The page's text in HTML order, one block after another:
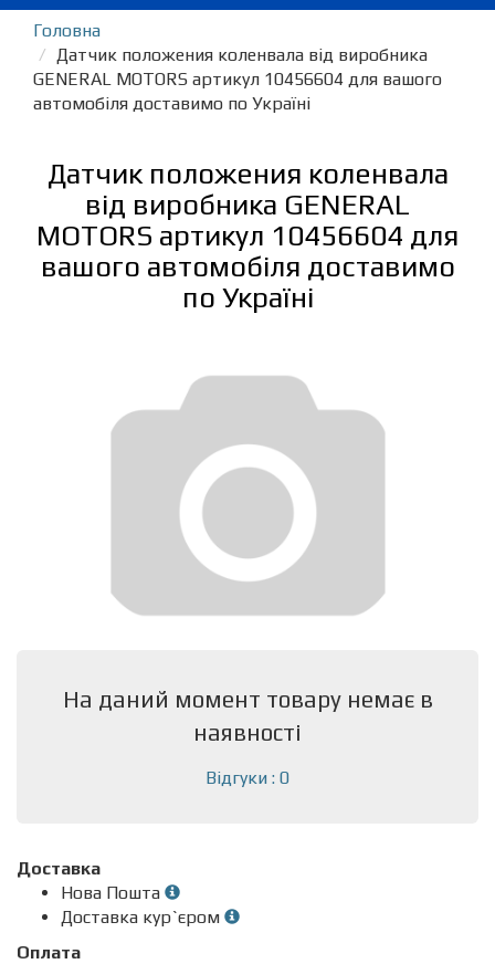
Головна
Датчик положения коленвала від виробника
GENERAL MOTORS артикул 10456604 для вашого
автомобіля доставимо по Україні
Датчик положения коленвала
від виробника GENERAL
MOTORS артикул 10456604 для
вашого автомобіля доставимо
по Україні
На даний момент товару немає в
наявності
Відгуки : 0
Доставка
Нова Пошта
Доставка кур`єром
Оплата